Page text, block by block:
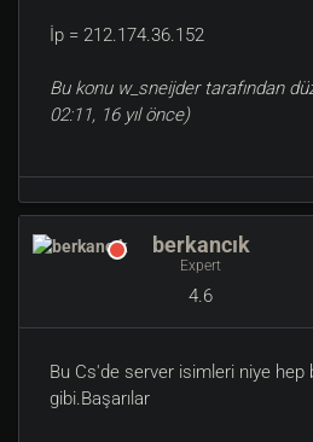
İp = 212.174.36.152
Bu konu w_sneijder tarafından
02:11, 16 yıl önce)
berkancık
Expert
4.6
Bu Cs'de server isimleri niye hep
gibi.Başarılar